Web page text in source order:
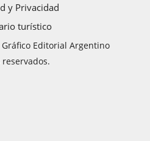
y Privacidad
turístico
Editorial Argentino